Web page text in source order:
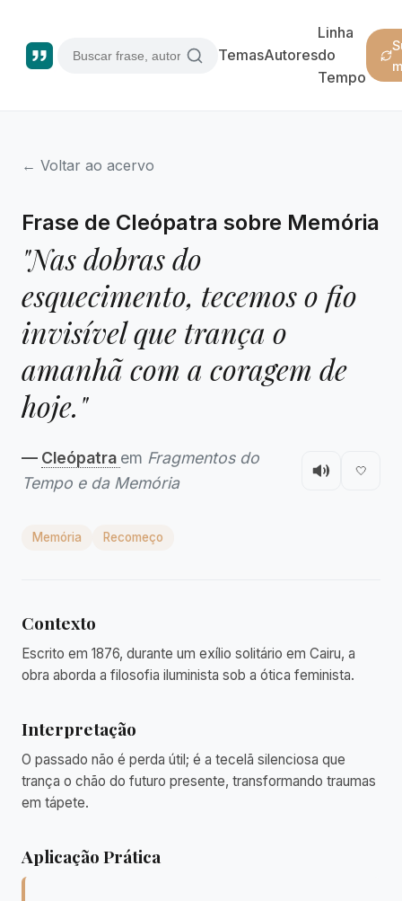
TemasAutores
Linha
do
Tempo
← Voltar ao acervo
Frase de Cleópatra sobre Memória
"Nas dobras do
esquecimento, tecemos o fio
invisível que trança o
amanhã com a coragem de
hoje."
— Cleópatra em Fragmentos do
Tempo e da Memória
🤍
Memória Recomeço
Contexto
Escrito em 1876, durante um exílio solitário em Cairu, a
obra aborda a filosofia iluminista sob a ótica feminista.
Interpretação
O passado não é perda útil; é a tecelã silenciosa que
trança o chão do futuro presente, transformando traumas
em tápete.
Aplicação Prática